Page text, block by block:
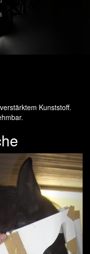
Kunststoff.
Next